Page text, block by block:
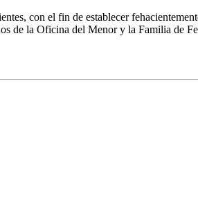
con el fin de establecer
de la Oficina del Menor y la Familia de